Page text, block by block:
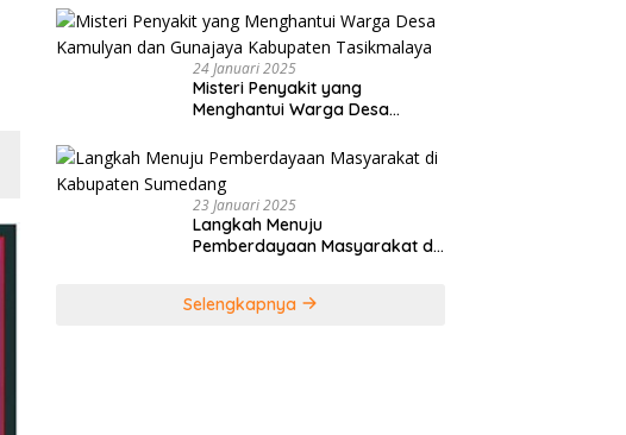
24 Januari 2025
Misteri Penyakit yang
Menghantui Warga Desa
Kabupaten Tasikmalaya
23 Januari 2025
Langkah Menuju
Pemberdayaan Masyarakat di
Selengkapnya